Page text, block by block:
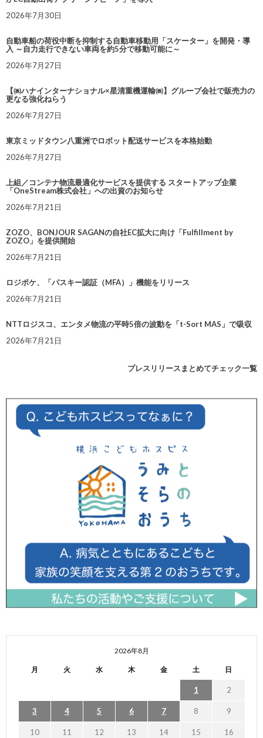
2026年7月30日
自動車船の荷役中断を抑制する自動車移動用「スケーター」を開発・導
入 ～自力走行できない車両を約5分で移動可能に～
2026年7月27日
【㈱ハナインターナショナル×星清重機運輸㈱】グループ会社で販売力の
更なる強化ねらう
2026年7月27日
東京ミッドタウン八重洲でロボット配送サービスを本格始動
2026年7月27日
上組／コンテナ物流最適化サービスを提供する スタートアップ企業
「OneStream株式会社」への出資のお知らせ
2026年7月21日
ZOZO、BONJOUR SAGANの自社EC拡大に向け「Fulfillment by
ZOZO」を提供開始
2026年7月21日
ロジポケ、「パスキー認証（MFA）」機能をリリース
2026年7月21日
NTTロジスコ、エンタメ物流の平時5倍の波動を「t-Sort MAS」で吸収
2026年7月21日
プレスリリースまとめてチェック一覧
2026年8月
月 火 水 木 金 土 日
1 2
3 4 5 6 7 8 9
10 11 12 13 14 15 16